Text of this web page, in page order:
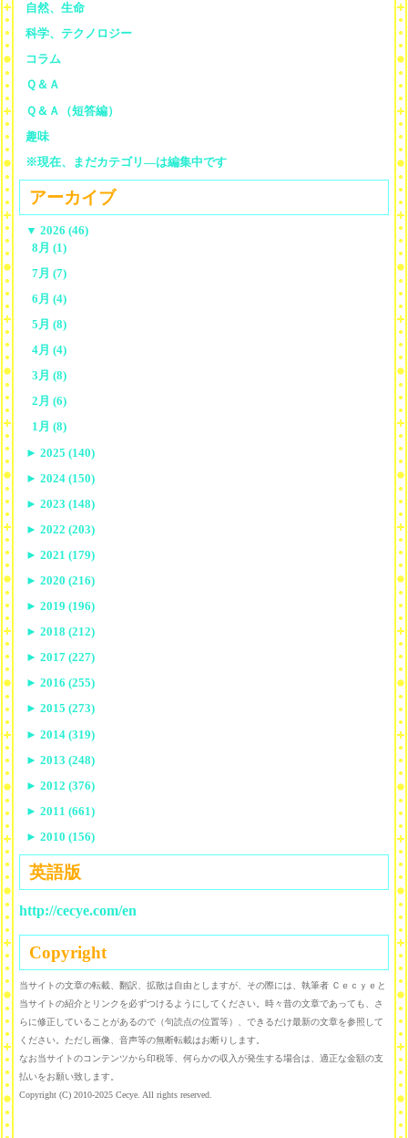
自然、生命
科学、テクノロジー
コラム
Ｑ＆Ａ
Ｑ＆Ａ（短答編）
趣味
※現在、まだカテゴリ—は編集中です
アーカイブ
▼ 2026 (46)
8月 (1)
7月 (7)
6月 (4)
5月 (8)
4月 (4)
3月 (8)
2月 (6)
1月 (8)
► 2025 (140)
► 2024 (150)
► 2023 (148)
► 2022 (203)
► 2021 (179)
► 2020 (216)
► 2019 (196)
► 2018 (212)
► 2017 (227)
► 2016 (255)
► 2015 (273)
► 2014 (319)
► 2013 (248)
► 2012 (376)
► 2011 (661)
► 2010 (156)
英語版
http://cecye.com/en
Copyright
当サイトの文章の転載、翻訳、拡散は自由としますが、その際には、執筆者 Ｃｅｃｙｅと
当サイトの紹介とリンクを必ずつけるようにしてください。時々昔の文章であっても、さ
らに修正していることがあるので（句読点の位置等）、できるだけ最新の文章を参照して
ください。ただし画像、音声等の無断転載はお断りします。
なお当サイトのコンテンツから印税等、何らかの収入が発生する場合は、適正な金額の支
払いをお願い致します。
Copyright (C) 2010-2025 Cecye. All rights reserved.